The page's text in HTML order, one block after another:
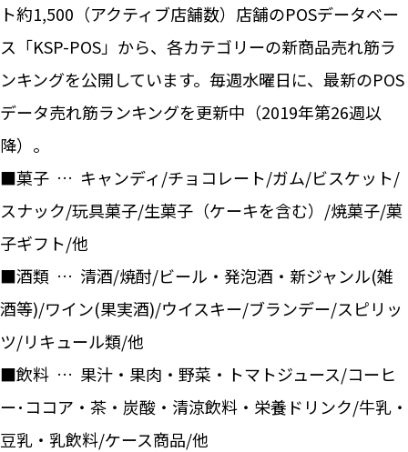
ト約1,500（アクティブ店舗数）店舗のPOSデータベー
ス「KSP-POS」から、各カテゴリーの新商品売れ筋ラ
ンキングを公開しています。毎週水曜日に、最新のPOS
データ売れ筋ランキングを更新中（2019年第26週以
降）。
■菓子 … キャンディ/チョコレート/ガム/ビスケット/
スナック/玩具菓子/生菓子（ケーキを含む）/焼菓子/菓
子ギフト/他
■酒類 … 清酒/焼酎/ビール・発泡酒・新ジャンル(雑
酒等)/ワイン(果実酒)/ウイスキー/ブランデー/スピリッ
ツ/リキュール類/他
■飲料 … 果汁・果肉・野菜・トマトジュース/コーヒ
ー･ココア・茶・炭酸・清涼飲料・栄養ドリンク/牛乳・
豆乳・乳飲料/ケース商品/他